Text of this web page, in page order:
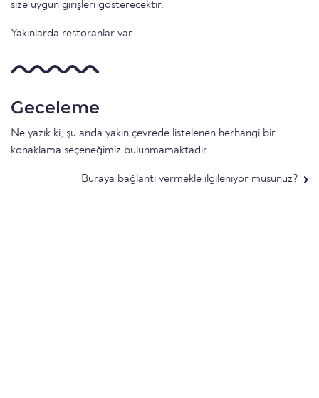
size uygun girişleri gösterecektir.
Yakınlarda restoranlar var.
Geceleme
Ne yazık ki, şu anda yakın çevrede listelenen herhangi bir
konaklama seçeneğimiz bulunmamaktadır.
Buraya bağlantı vermekle ilgileniyor musunuz?